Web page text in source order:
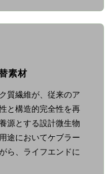
素材
質繊維が、従来のア
と構造的完全性を再
源とする設計微生物
途においてケブラー
ら、ライフエンドに